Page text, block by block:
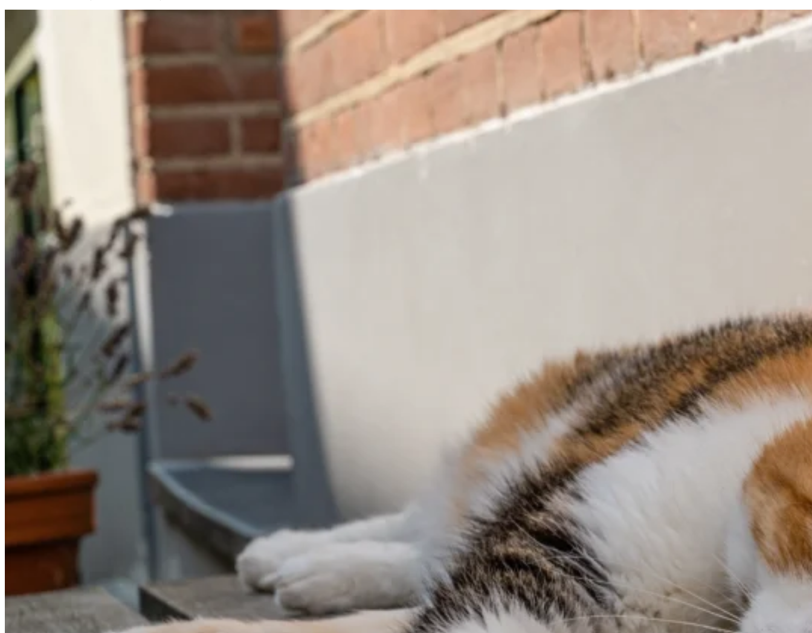
Wykorzystujemy pliki cookie do spersonalizowania treści i reklam, aby oferować funkcje społecznościowe i analizować ruch w naszej
witrynie. Informacje o tym, jak korzystasz z naszej witryny, udostępniamy partnerom społecznościowym, reklamowym i analitycznym.
Partnerzy mogą połączyć te informacje z innymi danymi otrzymanymi od Ciebie lub uzyskanymi podczas korzystania z ich usług.